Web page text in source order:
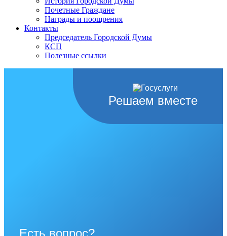
Почетные Граждане
Награды и поощрения
Контакты
Председатель Городской Думы
КСП
Полезные ссылки
Решаем вместе
Есть вопрос?